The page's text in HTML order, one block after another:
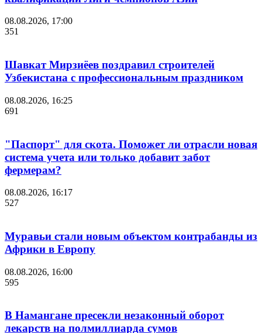
08.08.2026, 17:00
351
Шавкат Мирзиёев поздравил строителей
Узбекистана с профессиональным праздником
08.08.2026, 16:25
691
"Паспорт" для скота. Поможет ли отрасли новая
система учета или только добавит забот
фермерам?
08.08.2026, 16:17
527
Муравьи стали новым объектом контрабанды из
Африки в Европу
08.08.2026, 16:00
595
В Намангане пресекли незаконный оборот
лекарств на полмиллиарда сумов